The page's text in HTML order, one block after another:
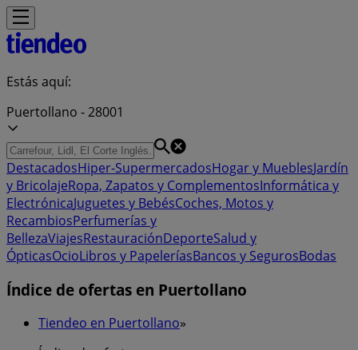
Estás aquí:
Puertollano - 28001
DestacadosHiper-SupermercadosHogar y MueblesJardín
y BricolajeRopa, Zapatos y ComplementosInformática y
ElectrónicaJuguetes y BebésCoches, Motos y
RecambiosPerfumerías y
BellezaViajesRestauraciónDeporteSalud y
ÓpticasOcioLibros y PapeleríasBancos y SegurosBodas
Índice de ofertas en Puertollano
Tiendeo en Puertollano»